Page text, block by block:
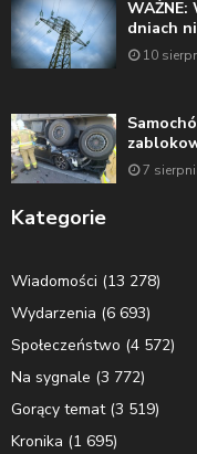
WAŻNE:
dniach
10
7
Kategorie
Wiadomości (13 278)
Wydarzenia (6 693)
Społeczeństwo (4 572)
Na sygnale (3 772)
Gorący temat(3 519)
Kronika (1 695)